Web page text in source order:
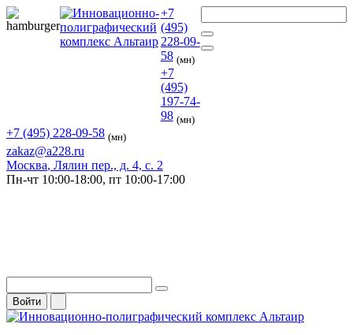
+7
(495)
228-09-
58 (мн)
+7
(495)
197-74-
98 (мн)
+7 (495) 228-09-58 (мн)
zakaz@a228.ru
Москва, Лялин пер., д. 4, с. 2
Пн-чт 10:00-18:00, пт 10:00-17:00
Войти